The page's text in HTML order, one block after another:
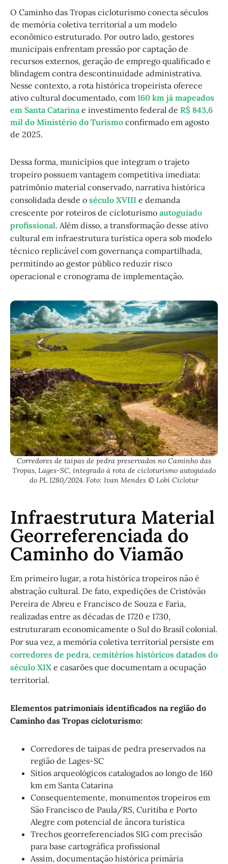
O Caminho das Tropas cicloturismo conecta séculos
de memória coletiva territorial a um modelo
econômico estruturado. Por outro lado, gestores
municipais enfrentam pressão por captação de
recursos externos, geração de emprego qualificado e
blindagem contra descontinuidade administrativa.
Nesse contexto, a rota histórica tropeirista oferece
ativo cultural documentado, com 160 km já mapeados
em Santa Catarina e investimento federal de R$ 843,6
mil do Ministério do Turismo confirmado em agosto
de 2025.
Dessa forma, municípios que integram o trajeto
tropeiro possuem vantagem competitiva imediata:
patrimônio material conservado, narrativa histórica
consolidada desde o século XVIII e demanda
crescente por roteiros de cicloturismo autoguiado
profissional. Além disso, a transformação desse ativo
cultural em infraestrutura turística opera sob modelo
técnico replicável com governança compartilhada,
permitindo ao gestor público reduzir risco
operacional e cronograma de implementação.
Corredores de taipas de pedra preservados no Caminho das
Tropas, Lages-SC, integrado à rota de cicloturismo autoguiado
do PL 1280/2024. Foto: Ivan Mendes © Lobi Ciclotur
Infraestrutura Material
Georreferenciada do
Caminho do Viamão
Em primeiro lugar, a rota histórica tropeiros não é
abstração cultural. De fato, expedições de Cristóvão
Pereira de Abreu e Francisco de Souza e Faria,
realizadas entre as décadas de 1720 e 1730,
estruturaram economicamente o Sul do Brasil colonial.
Por sua vez, a memória coletiva territorial persiste em
corredores de pedra, cemitérios históricos datados do
século XIX e casarões que documentam a ocupação
territorial.
Elementos patrimoniais identificados na região do
Caminho das Tropas cicloturismo:
Corredores de taipas de pedra preservados na
região de Lages-SC
Sítios arqueológicos catalogados ao longo de 160
km em Santa Catarina
Consequentemente, monumentos tropeiros em
São Francisco de Paula/RS, Curitiba e Porto
Alegre com potencial de âncora turística
Trechos georreferenciados SIG com precisão
para base cartográfica profissional
Assim, documentação histórica primária